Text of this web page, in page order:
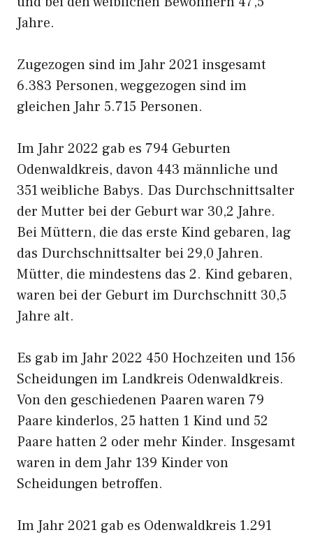
Jahre.
Zugezogen sind im Jahr 2021 insgesamt
6.383 Personen, weggezogen sind im
gleichen Jahr 5.715 Personen.
Im Jahr 2022 gab es 794 Geburten
Odenwaldkreis, davon 443 männliche und
351 weibliche Babys. Das Durchschnittsalter
der Mutter bei der Geburt war 30,2 Jahre.
Bei Müttern, die das erste Kind gebaren, lag
das Durchschnittsalter bei 29,0 Jahren.
Mütter, die mindestens das 2. Kind gebaren,
waren bei der Geburt im Durchschnitt 30,5
Jahre alt.
Es gab im Jahr 2022 450 Hochzeiten und 156
Scheidungen im Landkreis Odenwaldkreis.
Von den geschiedenen Paaren waren 79
Paare kinderlos, 25 hatten 1 Kind und 52
Paare hatten 2 oder mehr Kinder. Insgesamt
waren in dem Jahr 139 Kinder von
Scheidungen betroffen.
Im Jahr 2021 gab es Odenwaldkreis 1.291